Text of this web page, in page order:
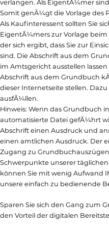
verlangen. Als EigentÃ¼mer
Somit genÃ¼gt die Vorlage des
Als Kaufinteressent sollten Sie
EigentÃ¼mers zur Vorlage
der sich ergibt, dass Sie zur
sind. Die Abschrift aus dem
im Amtsgericht ausstellen
Abschrift aus dem Grundbuch
dieser Internetseite stellen.
ausfÃ¼llen.
Hinweis: Wenn das Grundbuch
automatisierte Datei gefÃ¼hrt
Abschrift einen Ausdruck und
einen amtlichen Ausdruck. Der
Zugang zu
Schwerpunkte unserer
können Sie mit wenig Aufwand
unsere einfach zu bedienende
Sparen Sie sich den Gang zum
den Vorteil der digitalen